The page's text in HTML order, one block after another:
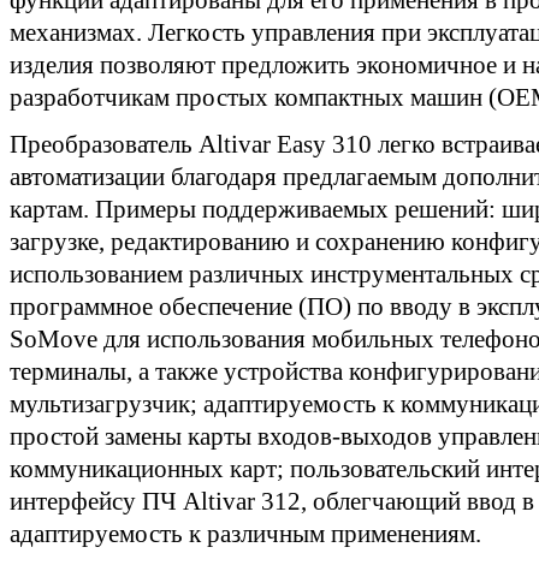
механизмах. Легкость управления при
изделия позволяют предложить экономичное и
разработчикам простых компактных машин
Преобразователь Altivar Easy 310 легко
автоматизации благодаря предлагаемым
картам. Примеры поддерживаемых решений:
загрузке, редактированию и сохранению
использованием различных инструментальных
программное обеспечение (ПО) по вводу в
SoMove для использования мобильных
терминалы, а также устройства
мультизагрузчик; адаптируемость к
простой замены карты входов-выходов
коммуникационных карт; пользовательский
интерфейсу ПЧ Altivar 312, облегчающий ввод
адаптируемость к различным применениям.